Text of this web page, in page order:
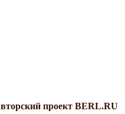
проект BERL.RU